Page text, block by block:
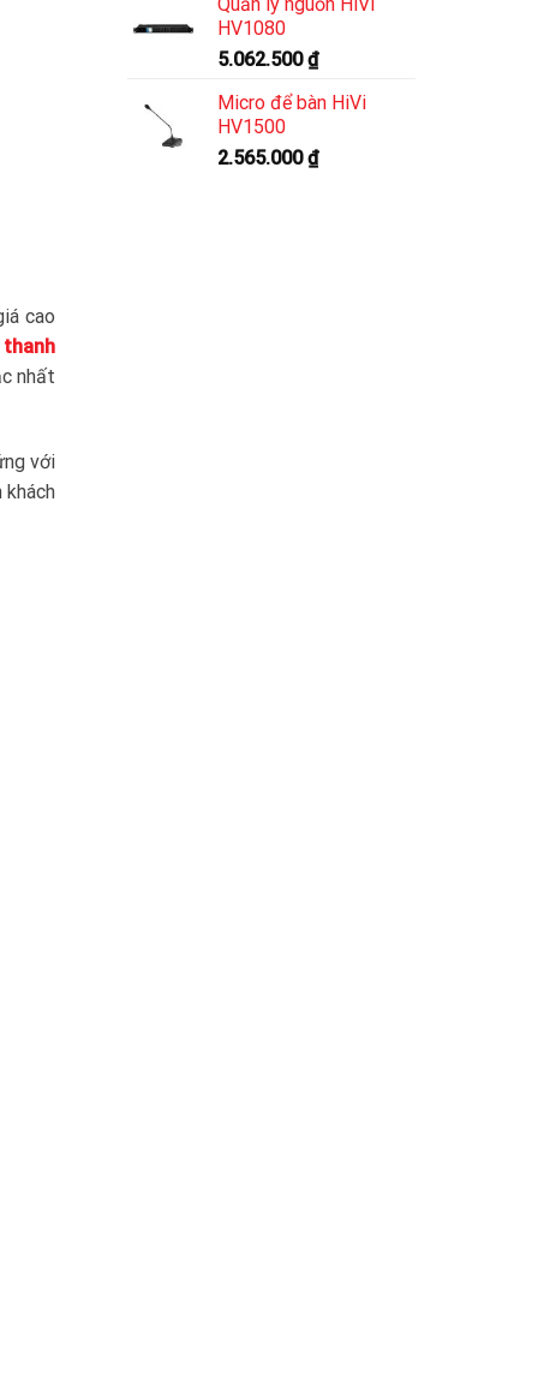
cao
thanh
nhất
với
khách
HV1080
5.062.500₫
Micro để bàn HiVi
HV1500
2.565.000₫